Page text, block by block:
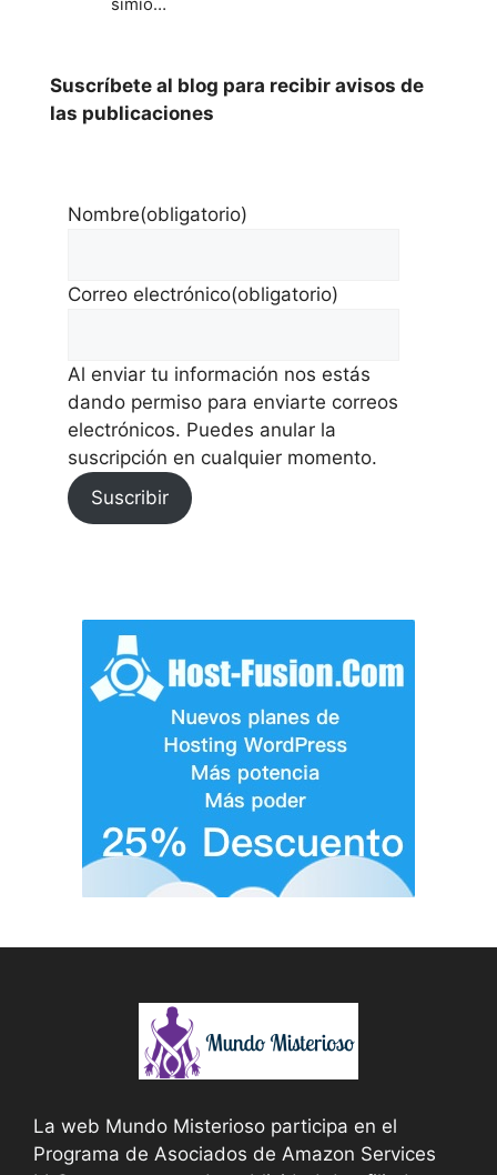
simio…
Suscríbete al blog para recibir avisos de
las publicaciones
Nombre(obligatorio)
Correo electrónico(obligatorio)
Al enviar tu información nos estás
dando permiso para enviarte correos
electrónicos. Puedes anular la
suscripción en cualquier momento.
Suscribir
La web Mundo Misterioso participa en el
Programa de Asociados de Amazon Services